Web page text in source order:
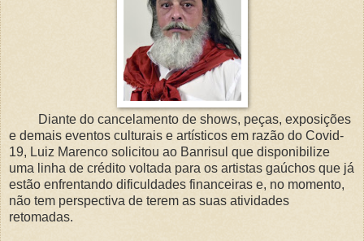
Diante do cancelamento de shows, peças, exposições
e demais eventos culturais e artísticos em razão do Covid-
19, Luiz Marenco solicitou ao Banrisul que disponibilize
uma linha de crédito voltada para os artistas gaúchos que já
estão enfrentando dificuldades financeiras e, no momento,
não tem perspectiva de terem as suas atividades
retomadas.